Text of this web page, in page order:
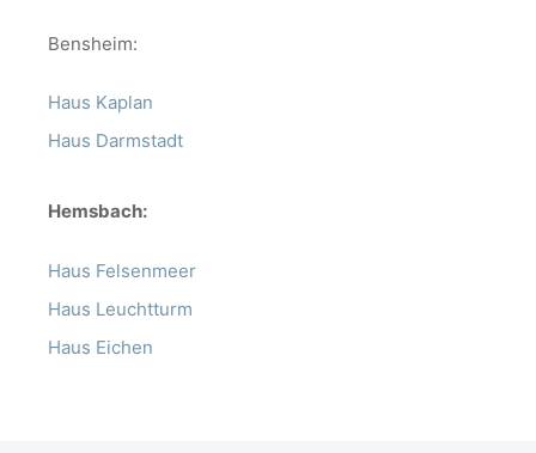
Bensheim:
Haus Kaplan
Haus Darmstadt
Hemsbach:
Haus Felsenmeer
Haus Leuchtturm
Haus Eichen